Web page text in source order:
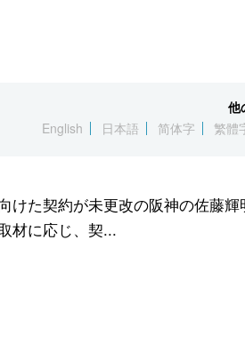
東京2020
他
English
日本語 简体字 繁體
けた契約が未更改の阪神の佐藤
材に応じ、契...